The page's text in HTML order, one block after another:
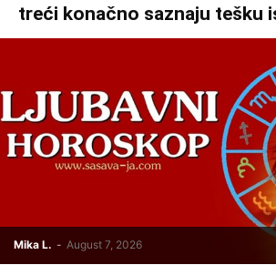
treći konačno saznaju tešku
Mika L. - August 7, 2026